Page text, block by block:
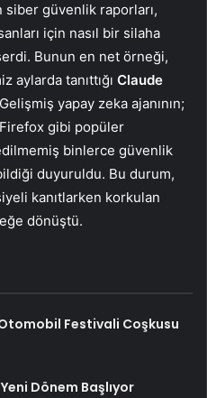
siber güvenlik raporları,
için nasıl bir silaha
Bunun en net örneği,
tanıttığı Claude
yapay zeka ajanının;
gibi popüler
binlerce güvenlik
duyuruldu. Bu durum,
kanıtlarken korkulan
dönüştü.
Festivali Coşkusu
Dönem Başlıyor